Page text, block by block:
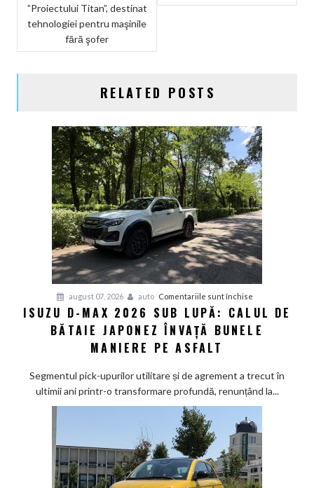
ARTICOLE
”Proiectului Titan”, destinat
tehnologiei pentru maşinile
fără şofer
RELATED POSTS
august 07, 2026 auto Comentariile sunt închise
D-
sub
lupă:
de
bătaie
japonez
învață
bunele
ISUZU D-MAX 2026 SUB LUPĂ: CALUL DE
BĂTAIE JAPONEZ ÎNVAȚĂ BUNELE
MANIERE PE ASFALT
Segmentul pick-upurilor utilitare și de agrement a trecut în
ultimii ani printr-o transformare profundă, renunțând la...